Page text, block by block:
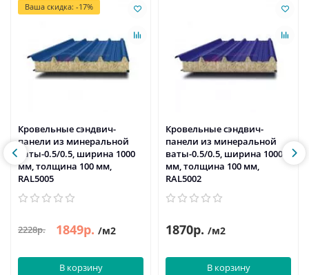
Ваша скидка: -17%
Кровельные сэндвич-
панели из минеральной
ваты-0.5/0.5, ширина 1000
мм, толщина 100 мм,
RAL5005
2228р. 1849р. /м2
В корзину
Кровельные сэндвич-
панели из минеральной
ваты-0.5/0.5, ширина 1000
мм, толщина 100 мм,
RAL5002
1870р. /м2
В корзину